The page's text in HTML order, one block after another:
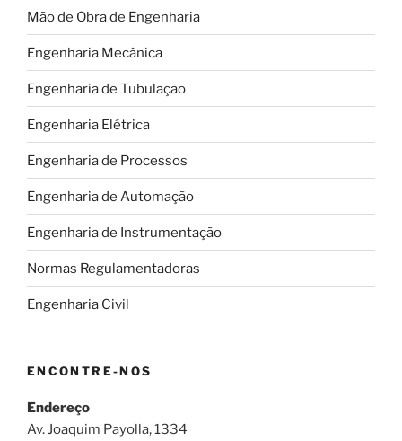
Mão de Obra de Engenharia
Engenharia Mecânica
Engenharia de Tubulação
Engenharia Elétrica
Engenharia de Processos
Engenharia de Automação
Engenharia de Instrumentação
Normas Regulamentadoras
Engenharia Civil
ENCONTRE-NOS
Endereço
Av. Joaquim Payolla, 1334